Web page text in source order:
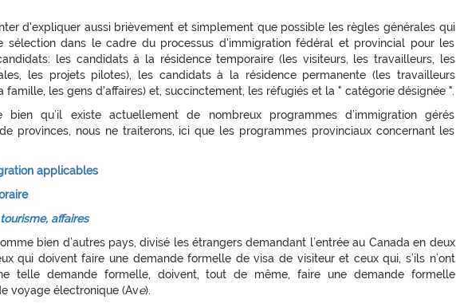
d'expliquer aussi brièvement et simplement que possible les règles générales qui
sélection dans le cadre du processus d'immigration fédéral et provincial pour les
les candidats à la résidence temporaire (les visiteurs, les travailleurs, les
les projets pilotes), les candidats à la résidence permanente (les travailleurs
famille, les gens d'affaires) et, succinctement, les réfugiés et la " catégorie désignée ".
qu’il existe actuellement de nombreux programmes d’immigration gérés
provinces, nous ne traiterons, ici que les programmes provinciaux concernant les
applicables
affaires
bien d’autres pays, divisé les étrangers demandant l’entrée au Canada en deux
qui doivent faire une demande formelle de visa de visiteur et ceux qui, s’ils n’ont
telle demande formelle, doivent, tout de même, faire une demande formelle
voyage électronique (Ave).